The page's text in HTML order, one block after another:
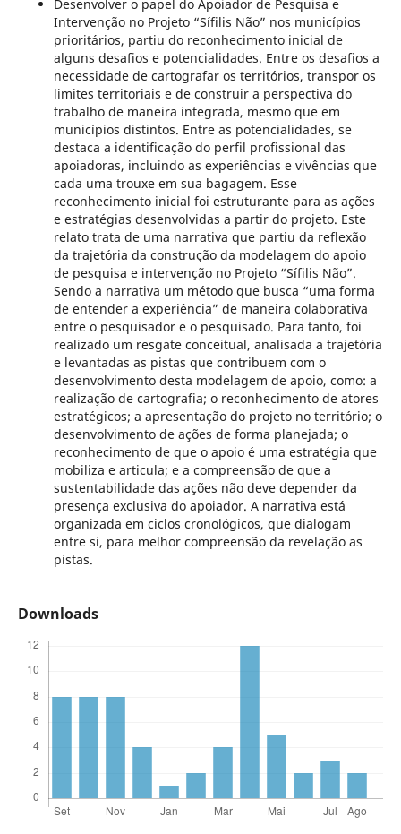
Desenvolver o papel do Apoiador de Pesquisa e
Intervenção no Projeto “Sífilis Não” nos municípios
prioritários, partiu do reconhecimento inicial de
alguns desafios e potencialidades. Entre os desafios a
necessidade de cartografar os territórios, transpor os
limites territoriais e de construir a perspectiva do
trabalho de maneira integrada, mesmo que em
municípios distintos. Entre as potencialidades, se
destaca a identificação do perfil profissional das
apoiadoras, incluindo as experiências e vivências que
cada uma trouxe em sua bagagem. Esse
reconhecimento inicial foi estruturante para as ações
e estratégias desenvolvidas a partir do projeto. Este
relato trata de uma narrativa que partiu da reflexão
da trajetória da construção da modelagem do apoio
de pesquisa e intervenção no Projeto “Sífilis Não”.
Sendo a narrativa um método que busca “uma forma
de entender a experiência” de maneira colaborativa
entre o pesquisador e o pesquisado. Para tanto, foi
realizado um resgate conceitual, analisada a trajetória
e levantadas as pistas que contribuem com o
desenvolvimento desta modelagem de apoio, como: a
realização de cartografia; o reconhecimento de atores
estratégicos; a apresentação do projeto no território; o
desenvolvimento de ações de forma planejada; o
reconhecimento de que o apoio é uma estratégia que
mobiliza e articula; e a compreensão de que a
sustentabilidade das ações não deve depender da
presença exclusiva do apoiador. A narrativa está
organizada em ciclos cronológicos, que dialogam
entre si, para melhor compreensão da revelação as
pistas.
Downloads